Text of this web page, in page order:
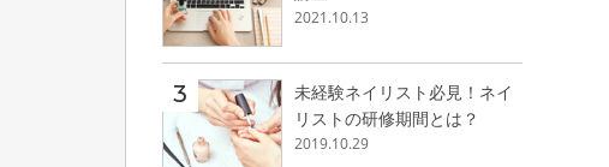
2021.10.13
未経験ネイリスト必見！ネイ
リストの研修期間とは？
2019.10.29